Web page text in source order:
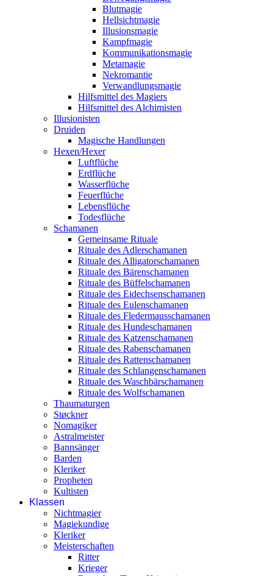
Blutmagie
Hellsichtmagie
Illusionsmagie
Kampfmagie
Kommunikationsmagie
Metamagie
Nekromantie
Verwandlungsmagie
Hilfsmittel des Magiers
Hilfsmittel des Alchimisten
Illusionisten
Druiden
Magische Handlungen
Hexen/Hexer
Luftflüche
Erdflüche
Wasserflüche
Feuerflüche
Lebensflüche
Todesflüche
Schamanen
Gemeinsame Rituale
Rituale des Adlerschamanen
Rituale des Alligatorschamanen
Rituale des Bärenschamanen
Rituale des Büffelschamanen
Rituale des Eidechsenschamanen
Rituale des Eulenschamanen
Rituale des Fledermausschamanen
Rituale des Hundeschamanen
Rituale des Katzenschamanen
Rituale des Rabenschamanen
Rituale des Rattenschamanen
Rituale des Schlangenschamanen
Rituale des Waschbärschamanen
Rituale des Wolfschamanen
Thaumaturgen
Støckner
Nomagiker
Astralmeister
Bannsänger
Barden
Kleriker
Propheten
Kultisten
Klassen
Nichtmagier
Magiekundige
Kleriker
Meisterschaften
Ritter
Krieger